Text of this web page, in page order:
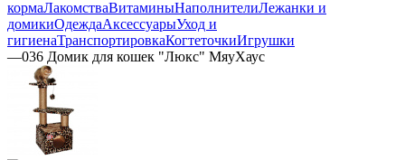
кормаЛакомстваВитаминыНаполнителиЛежанки и
домикиОдеждаАксессуарыУход и
гигиенаТранспортировкаКогтеточкиИгрушки
—036 Домик для кошек "Люкс" МяуХаус